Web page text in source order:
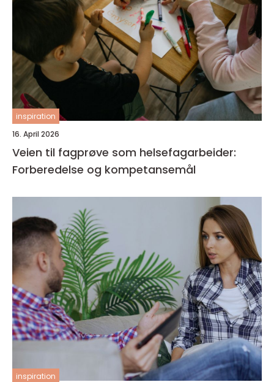
inspiration
16. April 2026
Veien til fagprøve som helsefagarbeider:
Forberedelse og kompetansemål
inspiration